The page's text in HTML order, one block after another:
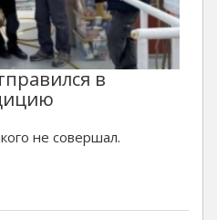
в
не совершал.